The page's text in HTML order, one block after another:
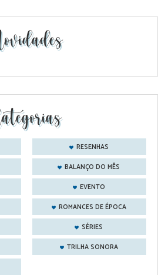
RESENHAS
BALANÇO DO MÊS
EVENTO
ROMANCES DE ÉPOCA
SÉRIES
TRILHA SONORA